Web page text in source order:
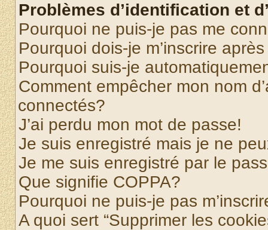
Problèmes d’identification et
Pourquoi ne puis-je pas me
Pourquoi dois-je m’inscrire
Pourquoi suis-je
Comment empêcher mon nom
connectés?
J’ai perdu mon mot de passe!
Je suis enregistré mais je ne
Je me suis enregistré par le
Que signifie COPPA?
Pourquoi ne puis-je pas
A quoi sert “Supprimer les